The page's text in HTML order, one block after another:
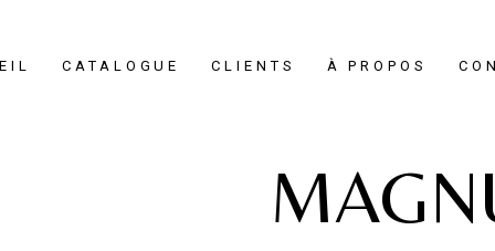
CATALOGUE CLIENTS À PROPOS